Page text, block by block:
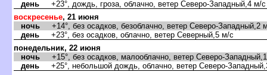
день +23°, дождь, гроза, облачно, ветер Северо-Западный,4 м/с
оскресенье, 21 июня
ночь +14°, без осадков, безоблачно, ветер Северо-Западный,2
день +23°, без осадков, облачно, ветер Северный,5 м/с
понедельник, 22 июня
ночь +15°, без осадков, малооблачно, ветер Северо-
день +25°, небольшой дождь, облачно, ветер Северо-